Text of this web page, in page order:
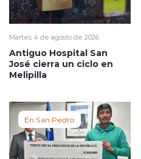
Martes 4 de agosto de 2026
Antiguo Hospital San
José cierra un ciclo en
Melipilla
En San Pedro